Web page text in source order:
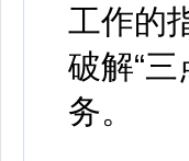
工作的
破解“
务。